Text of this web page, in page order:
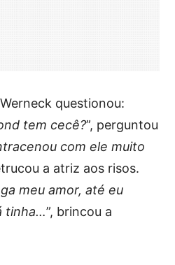
questionou:
tem cecê?”, perguntou
com ele muito
a atriz aos risos.
meu amor, até eu
tinha…”, brincou a